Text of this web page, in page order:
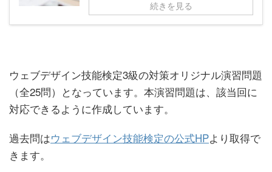
続きを見る
ウェブデザイン技能検定3級の対策オリジナル演習問題
（全25問）となっています。本演習問題は、該当回に
対応できるように作成しています。
過去問はウェブデザイン技能検定の公式HPより取得で
きます。